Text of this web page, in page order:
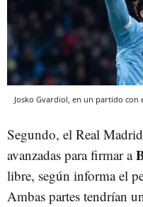
Josko Gvardiol, en un partido con
Segundo, el Real
avanzadas para firmar a
libre, según informa el
Ambas partes tendrían